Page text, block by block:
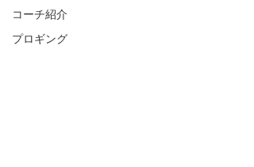
コーチ紹介
プロギング